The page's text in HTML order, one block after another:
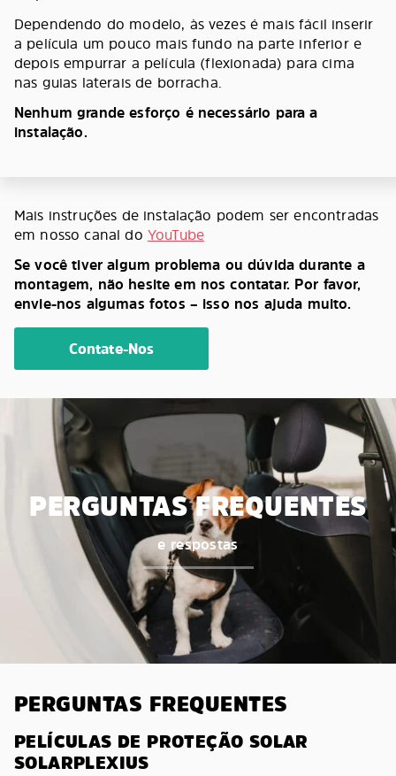
Dependendo do modelo, às vezes é mais fácil inserir
a película um pouco mais fundo na parte inferior e
depois empurrar a película (flexionada) para cima
nas guias laterais de borracha.
Nenhum grande esforço é necessário para a
instalação.
Mais instruções de instalação podem ser encontradas
em nosso canal do YouTube
Se você tiver algum problema ou dúvida durante a
montagem, não hesite em nos contatar. Por favor,
envie-nos algumas fotos – isso nos ajuda muito.
Contate-Nos
PERGUNTAS FREQUENTES
e respostas
PERGUNTAS FREQUENTES
PELÍCULAS DE PROTEÇÃO SOLAR
SOLARPLEXIUS